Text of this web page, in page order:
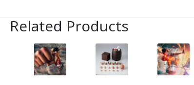
Related Products